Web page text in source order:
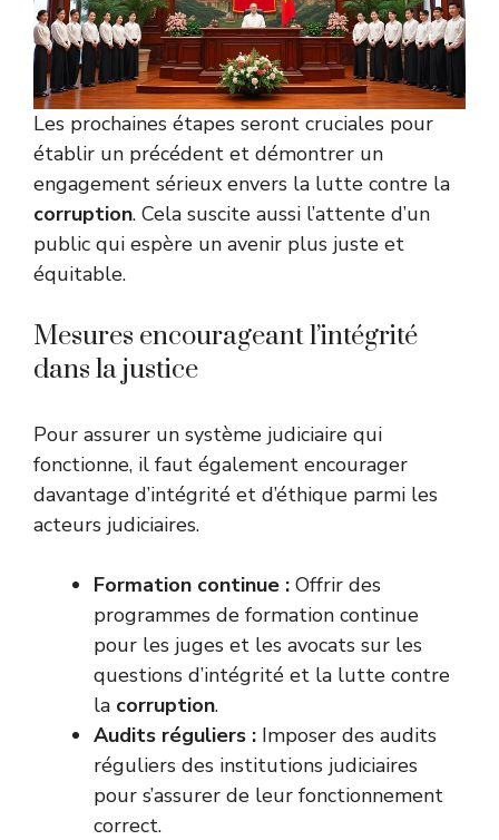
Les prochaines étapes seront cruciales pour
établir un précédent et démontrer un
engagement sérieux envers la lutte contre la
corruption. Cela suscite aussi l’attente d’un
public qui espère un avenir plus juste et
équitable.
Mesures encourageant l’intégrité
dans la justice
Pour assurer un système judiciaire qui
fonctionne, il faut également encourager
davantage d’intégrité et d’éthique parmi les
acteurs judiciaires.
Formation continue : Offrir des
programmes de formation continue
pour les juges et les avocats sur les
questions d’intégrité et la lutte contre
la corruption.
Audits réguliers : Imposer des audits
réguliers des institutions judiciaires
pour s’assurer de leur fonctionnement
correct.